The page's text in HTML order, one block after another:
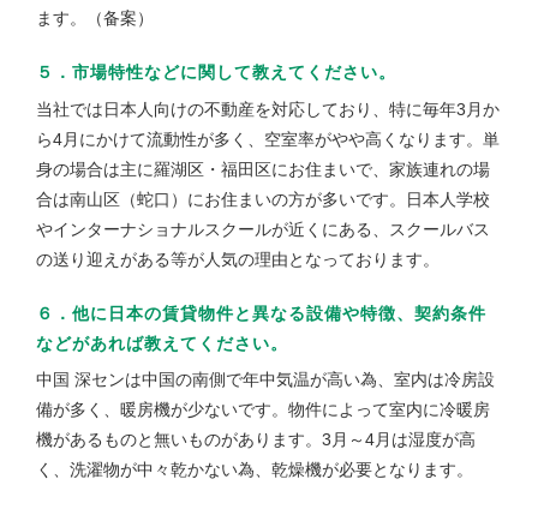
ます。（备案）
５．市場特性などに関して教えてください。
当社では日本人向けの不動産を対応しており、特に毎年3月か
ら4月にかけて流動性が多く、空室率がやや高くなります。単
身の場合は主に羅湖区・福田区にお住まいで、家族連れの場
合は南山区（蛇口）にお住まいの方が多いです。日本人学校
やインターナショナルスクールが近くにある、スクールバス
の送り迎えがある等が人気の理由となっております。
６．他に日本の賃貸物件と異なる設備や特徴、契約条件
などがあれば教えてください。
中国 深センは中国の南側で年中気温が高い為、室内は冷房設
備が多く、暖房機が少ないです。物件によって室内に冷暖房
機があるものと無いものがあります。3月～4月は湿度が高
く、洗濯物が中々乾かない為、乾燥機が必要となります。